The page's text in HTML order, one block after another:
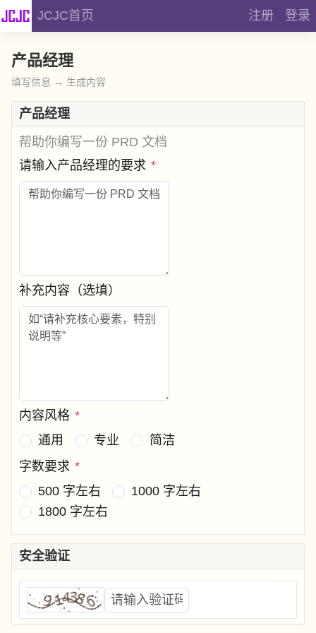
JCJC首页 注册 登录
产品经理
填写信息 → 生成内容
产品经理
帮助你编写一份 PRD 文档
请输入产品经理的要求 *
补充内容（选填）
内容风格 *
通用
专业
简洁
字数要求 *
500 字左右
1000 字左右
1800 字左右
安全验证